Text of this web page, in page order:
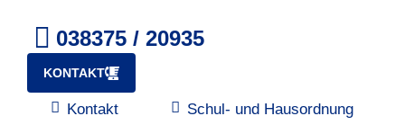
038375 / 20935
KONTAKT
Kontakt Schul- und Hausordnung